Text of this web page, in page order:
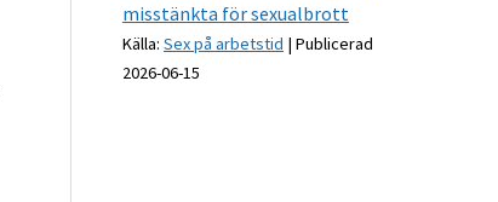
misstänkta för sexualbrott
Källa:Sex på arbetstid
Publicerad
2026-06-15